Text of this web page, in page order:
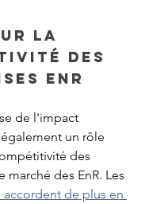
la
des
EnR
de l'impact
un rôle
des
marché des EnR. Les
de plus en